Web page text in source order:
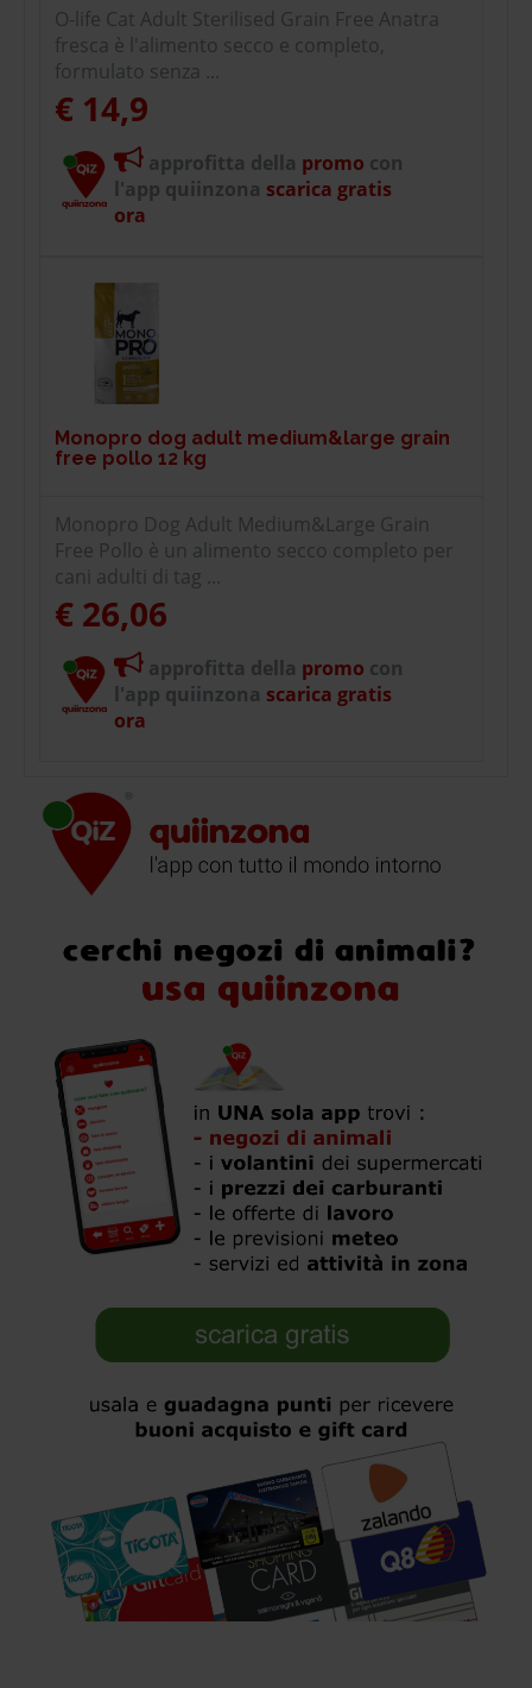
O-life Cat Adult Sterilised Grain Free Anatra
fresca è l'alimento secco e completo,
formulato senza ...
€ 14,9
approfitta della promo con
l'app quiinzona scarica gratis
ora
Monopro dog adult medium&large grain
free pollo 12 kg
Monopro Dog Adult Medium&Large Grain
Free Pollo è un alimento secco completo per
cani adulti di tag ...
€ 26,06
approfitta della promo con
l'app quiinzona scarica gratis
ora